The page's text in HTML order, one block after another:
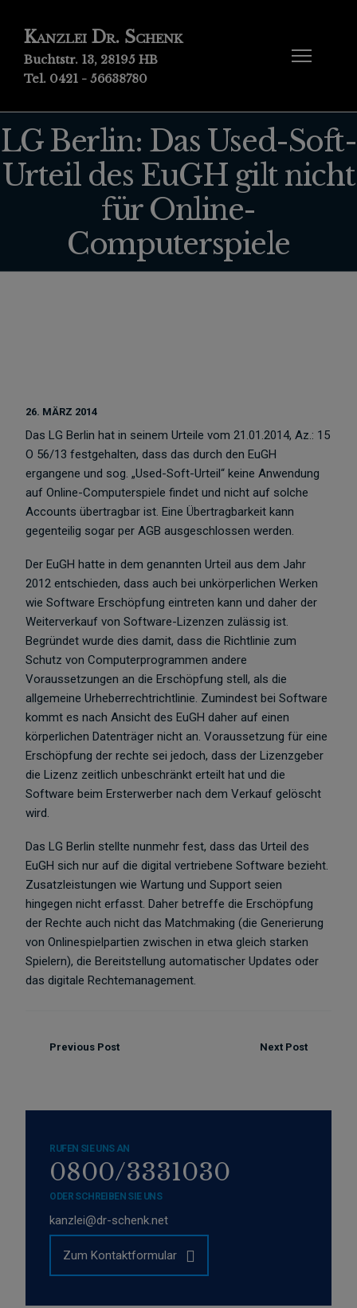
Kanzlei Dr. Schenk
Buchtstr. 13, 28195 HB
Tel. 0421 - 56638780
LG Berlin: Das Used-Soft-
Urteil des EuGH gilt nicht
für Online-
Computerspiele
26. MÄRZ 2014
Das LG Berlin hat in seinem Urteile vom 21.01.2014, Az.: 15
O 56/13 festgehalten, dass das durch den EuGH
ergangene und sog. „Used-Soft-Urteil“ keine Anwendung
auf Online-Computerspiele findet und nicht auf solche
Accounts übertragbar ist. Eine Übertragbarkeit kann
gegenteilig sogar per AGB ausgeschlossen werden.
Der EuGH hatte in dem genannten Urteil aus dem Jahr
2012 entschieden, dass auch bei unkörperlichen Werken
wie Software Erschöpfung eintreten kann und daher der
Weiterverkauf von Software-Lizenzen zulässig ist.
Begründet wurde dies damit, dass die Richtlinie zum
Schutz von Computerprogrammen andere
Voraussetzungen an die Erschöpfung stell, als die
allgemeine Urheberrechtrichtlinie. Zumindest bei Software
kommt es nach Ansicht des EuGH daher auf einen
körperlichen Datenträger nicht an. Voraussetzung für eine
Erschöpfung der rechte sei jedoch, dass der Lizenzgeber
die Lizenz zeitlich unbeschränkt erteilt hat und die
Software beim Ersterwerber nach dem Verkauf gelöscht
wird.
Das LG Berlin stellte nunmehr fest, dass das Urteil des
EuGH sich nur auf die digital vertriebene Software bezieht.
Zusatzleistungen wie Wartung und Support seien
hingegen nicht erfasst. Daher betreffe die Erschöpfung
der Rechte auch nicht das Matchmaking (die Generierung
von Onlinespielpartien zwischen in etwa gleich starken
Spielern), die Bereitstellung automatischer Updates oder
das digitale Rechtemanagement.
Previous Post Next Post
RUFEN SIE UNS AN
0800/3331030
ODER SCHREIBEN SIE UNS
kanzlei@dr-schenk.net
Zum Kontaktformular